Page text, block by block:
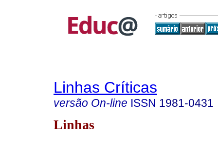
Linhas Críticas
versão On-line ISSN 1981-0431
Linhas